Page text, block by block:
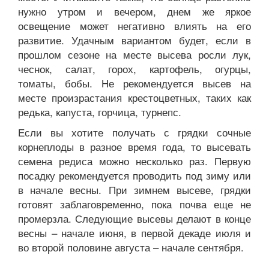
нужно утром и вечером, днем же яркое
освещение может негативно влиять на его
развитие. Удачным вариантом будет, если в
прошлом сезоне на месте высева росли лук,
чеснок, салат, горох, картофель, огурцы,
томаты, бобы. Не рекомендуется высев на
месте произрастания крестоцветных, таких как
редька, капуста, горчица, турнепс.
Если вы хотите получать с грядки сочные
корнеплоды в разное время года, то высевать
семена редиса можно несколько раз. Первую
посадку рекомендуется проводить под зиму или
в начале весны. При зимнем высеве, грядки
готовят заблаговременно, пока почва еще не
промерзла. Следующие высевы делают в конце
весны – начале июня, в первой декаде июля и
во второй половине августа – начале сентября.